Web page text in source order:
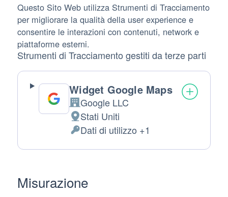
Questo Sito Web utilizza Strumenti di Tracciamento
per migliorare la qualità della user experience e
consentire le interazioni con contenuti, network e
piattaforme esterni.
Strumenti di Tracciamento gestiti da terze parti
Widget Google Maps
Azienda:
Google LLC
Luogo
del
trattamento:
Stati Uniti
Dati
Personali
Dati di utilizzo +1
Misurazione